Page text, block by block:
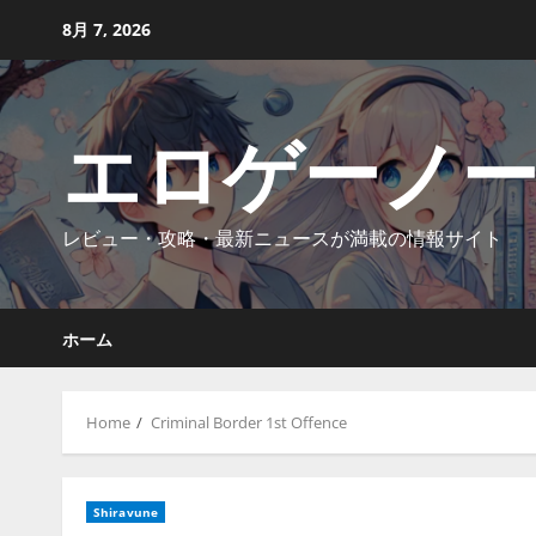
content
8月 7, 2026
エロゲーノ
レビュー・攻略・最新ニュースが満載の情報サイト
ホーム
Home Criminal Border 1st Offence
Shiravune